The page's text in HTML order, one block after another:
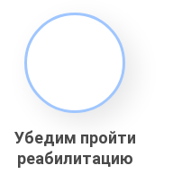
Убедим пройти
реабилитацию